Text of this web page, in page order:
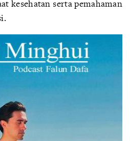
kesehatan serta pemahaman